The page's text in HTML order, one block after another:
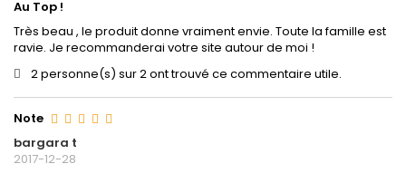
Au Top !
Très beau , le produit donne vraiment envie. Toute la famille est
ravie. Je recommanderai votre site autour de moi !
2 personne(s) sur 2 ont trouvé ce commentaire utile.
Note
bargara t
2017-12-28